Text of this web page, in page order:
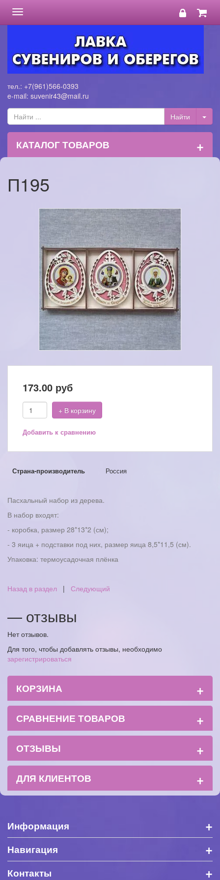
Toggle
navigation
тел.: +7(961)566-0393
e-mail: suvenir43@mail.ru
КАТАЛОГ ТОВАРОВ +
П195
173.00 руб
+ В корзину
Добавить к сравнению
Страна-производитель Россия
Пасхальный набор из дерева.
В набор входят:
- коробка, размер 28*13*2 (см);
- 3 яица + подставки под них, размер яица 8,5*11,5 (см).
Упаковка: термоусадочная плёнка
Назад в раздел | Следующий
— отзывы
Нет отзывов.
Для того, чтобы добавлять отзывы, необходимо
зарегистрироваться
КОРЗИНА +
СРАВНЕНИЕ ТОВАРОВ +
ОТЗЫВЫ +
ДЛЯ КЛИЕНТОВ +
Информация +
Навигация +
Контакты +